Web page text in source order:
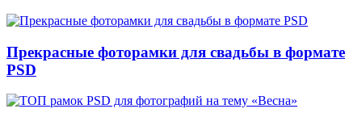
Прекрасные фоторамки для свадьбы в формате
PSD